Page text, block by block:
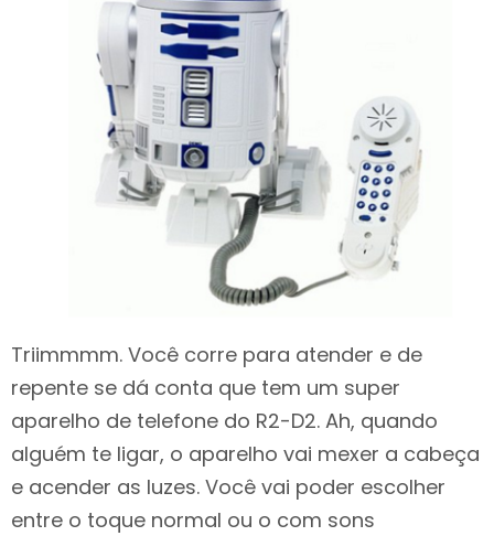
Triimmmm. Você corre para atender e de
repente se dá conta que tem um super
aparelho de telefone do R2-D2. Ah, quando
alguém te ligar, o aparelho vai mexer a cabeça
e acender as luzes. Você vai poder escolher
entre o toque normal ou o com sons